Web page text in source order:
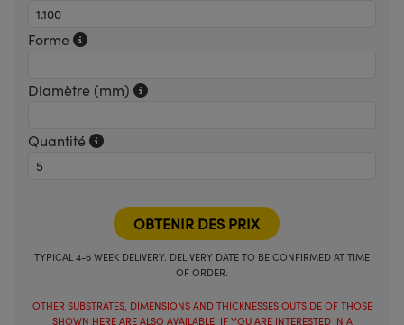
Forme
Diamètre (mm)
Quantité
TYPICAL 4-6 WEEK DELIVERY. DELIVERY DATE TO BE CONFIRMED AT TIME
OF ORDER.
OTHER SUBSTRATES, DIMENSIONS AND THICKNESSES OUTSIDE OF THOSE
SHOWN HERE ARE ALSO AVAILABLE. IF YOU ARE INTERESTED IN A